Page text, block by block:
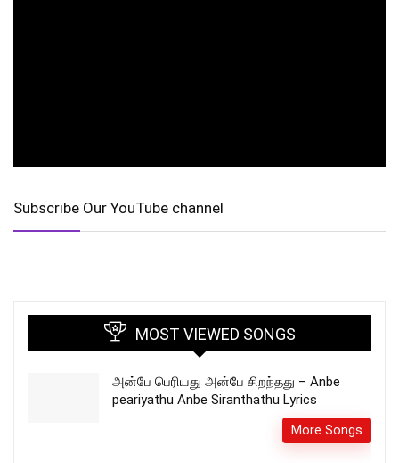
Subscribe Our YouTube channel
MOST VIEWED SONGS
அன்பே பெரியது அன்பே சிறந்தது – Anbe
peariyathu Anbe Siranthathu Lyrics
More Songs